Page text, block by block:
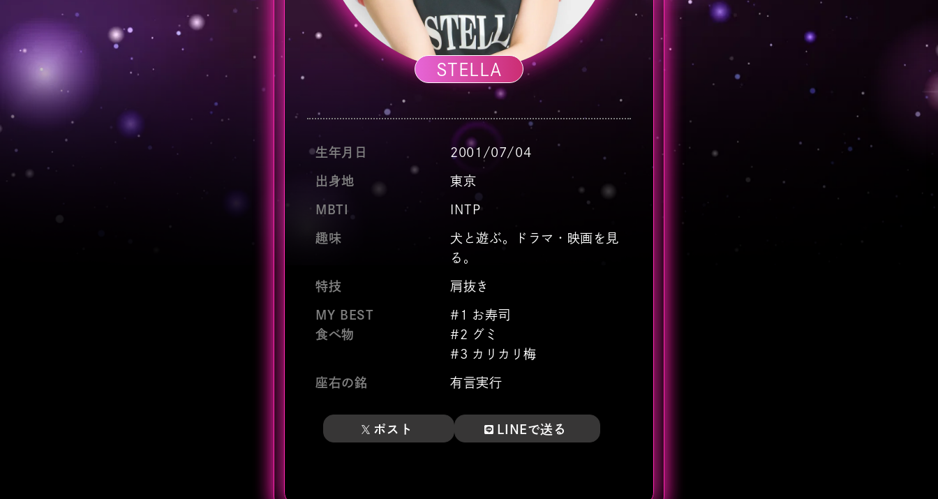
STELLA
生年月日 2001/07/04
出身地 東京
MBTI INTP
趣味
犬と遊ぶ。ドラマ・映画を見
る。
特技 肩抜き
MY BEST
食べ物
#1 お寿司
#2 グミ
#3 カリカリ梅
座右の銘 有言実行
ポスト LINEで送る